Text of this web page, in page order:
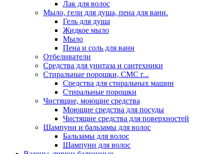
Лак для волос
Мыло, гели для душа, пена для ванн.
Гель для душа
Жидкое мыло
Мыло
Пена и соль для ванн
Отбеливатели
Средства для унитаза и сантехники
Стиральные порошки, СМС г...
Средства для стиральных машин
Стиральные порошки
Чистящие, моющие средства
Моющие средства для посуды
Чистящие средства для поверхностей
Шампуни и бальзамы для волос
Бальзамы для волос
Шампуни для волос